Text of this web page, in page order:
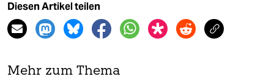
Diesen Artikel teilen
Mehr zum Thema